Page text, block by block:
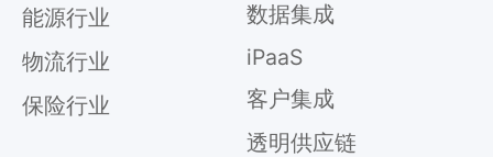
能源行业
物流行业
保险行业
数据集成
iPaaS
客户集成
透明供应链